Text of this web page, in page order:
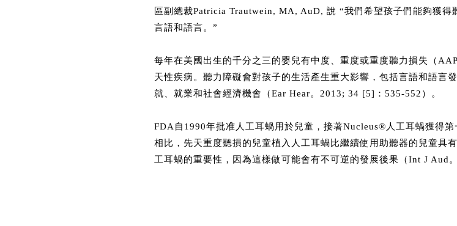
區副總裁Patricia Trautwein, MA, AuD, 說 “我們希望孩子們能夠獲得
言語和語言。”
每年在美國出生的千分之三的嬰兒有中度、重度或重度聽力損失（
天性疾病。聽力障礙會對孩子的生活產生重大影響，包括言語和語言
就、就業和社會經濟機會（Ear Hear。2013; 34 [5]：535-552）。
FDA自1990年批准人工耳蝸用於兒童，接著Nucleus®人工耳蝸獲得
相比，先天重度聽損的兒童植入人工耳蝸比繼續使用助聽器的兒童具
工耳蝸的重要性，因為這樣做可能會有不可逆的發展後果（Int J Aud